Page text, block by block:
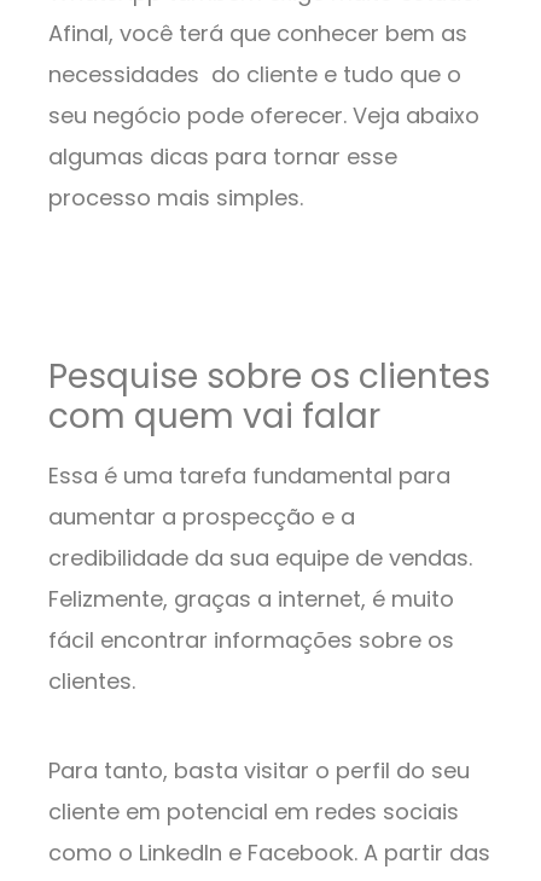
Afinal, você terá que conhecer bem as
necessidades do cliente e tudo que o
seu negócio pode oferecer. Veja abaixo
algumas dicas para tornar esse
processo mais simples.
Pesquise sobre os clientes
com quem vai falar
Essa é uma tarefa fundamental para
aumentar a prospecção e a
credibilidade da sua equipe de vendas.
Felizmente, graças a internet, é muito
fácil encontrar informações sobre os
clientes.
Para tanto, basta visitar o perfil do seu
cliente em potencial em redes sociais
como o LinkedIn e Facebook. A partir das